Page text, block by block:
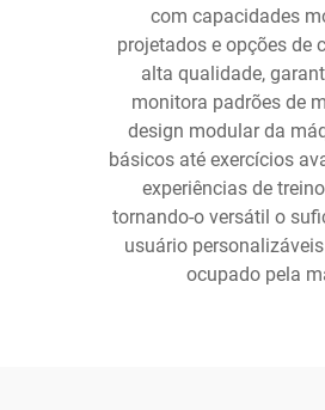
com capacidades
projetados e opções de
alta qualidade,
monitora padrões de
design modular da
básicos até exercícios
experiências de
tornando-o versátil o
usuário
ocupado pela